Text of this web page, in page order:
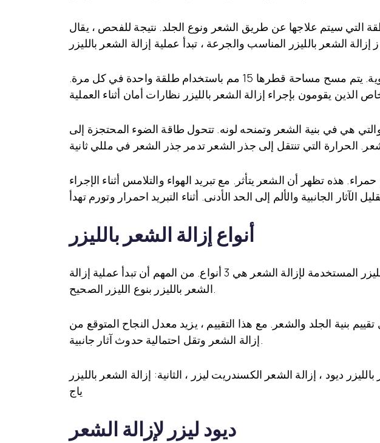
التي سيتم علاجها عن طريق الشعر ونوع الجلد. نتيجة للفحص ، يقال
يتم تطبيق أشعة الليزر التي يتم إنتاجها في جهاز الليزر على الجلد باستخدام أداة يدوية. يتم مسح مساحة قطرها 15 مم باستخدام طلقة واحدة في كل مرة.
هي في بنية الشعر وتمنحه لونه. تتحول طاقة الضوء المحتجزة إلى
هذه تظهر أن الشعر يتأثر. مع تبريد الهواء والتلامس أثناء الإجراء
أنواع إزالة الشعر بالليزر
من المهم جدًا اختيار نوع الليزر المناسب في تطبيق إزالة الشعر بالليزر. أنواع الليزر المستخدمة لإزالة الشعر هي 3 أنواع. من المهم أن تبدأ عملية إزالة
الشعر بالليزر بنوع الليزر الصحيح.
بنية الجلد والشعر. مع هذا التقييم ، يزيد معدل النجاح المتوقع من
إزالة الشعر وتقل احتمالية حدوث آثار جانبية.
ديود ، إزالة الشعر الكسندريت ليزر ، الثانية: إزالة الشعر بالليزر
ياج
ديود ليزر لإزالة الشعر